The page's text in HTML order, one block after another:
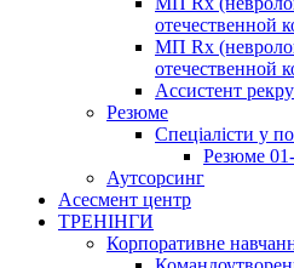
отечественной
МП Rx
отечественной
Ассистент
Резюме
Cпеціалісти у
Резюме
Аутсорсинг
Асесмент центр
ТРЕНІНГИ
Корпоративне